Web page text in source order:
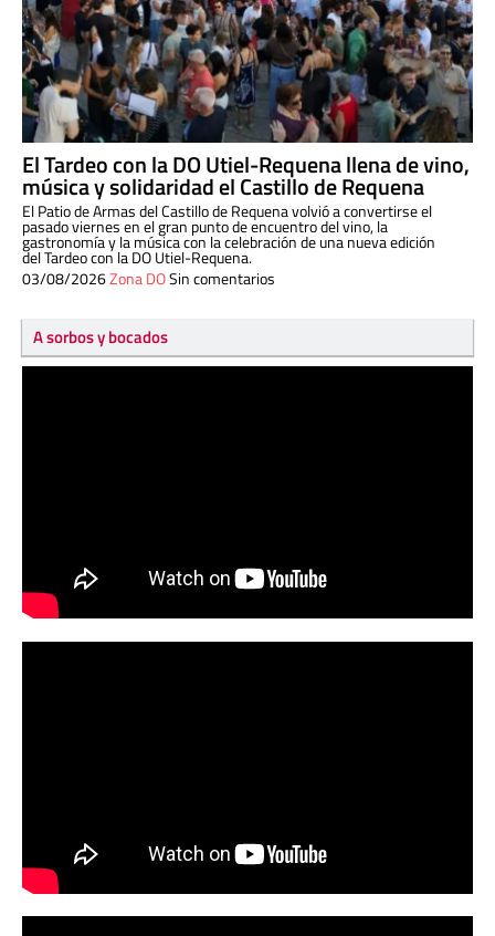
El Tardeo con la DO Utiel-Requena llena de vino,
música y solidaridad el Castillo de Requena
El Patio de Armas del Castillo de Requena volvió a convertirse el
pasado viernes en el gran punto de encuentro del vino, la
gastronomía y la música con la celebración de una nueva edición
del Tardeo con la DO Utiel-Requena.
03/08/2026Zona DOSin comentarios
A sorbos y bocados